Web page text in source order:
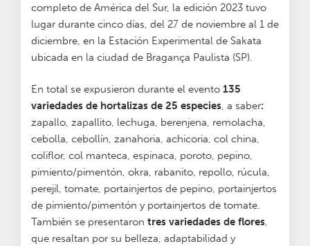
completo de América del Sur, la edición 2023 tuvo
lugar durante cinco días, del 27 de noviembre al 1 de
diciembre, en la Estación Experimental de Sakata
ubicada en la ciudad de Bragança Paulista (SP).
En total se expusieron durante el evento 135
variedades de hortalizas de 25 especies, a saber:
zapallo, zapallito, lechuga, berenjena, remolacha,
cebolla, cebollín, zanahoria, achicoria, col china,
coliflor, col manteca, espinaca, poroto, pepino,
pimiento/pimentón, okra, rabanito, repollo, rúcula,
perejil, tomate, portainjertos de pepino, portainjertos
de pimiento/pimentón y portainjertos de tomate.
También se presentaron tres variedades de flores,
que resaltan por su belleza, adaptabilidad y